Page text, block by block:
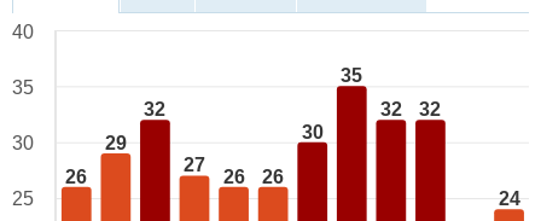
26
29
32
27
26 26
30
35
32 32
24
40
35
30
25